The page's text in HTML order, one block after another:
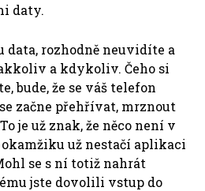
daty.
data, rozhodně neuvidíte a
a kdykoliv. Čeho si
bude, že se váš telefon
začne přehřívat, mrznout
je už znak, že něco není v
už nestačí aplikaci
se s ní totiž nahrát
jste dovolili vstup do